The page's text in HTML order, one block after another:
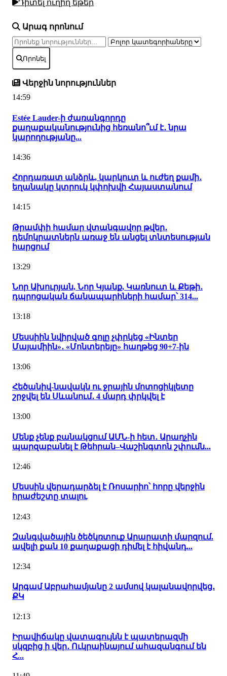
Դիտել ուղիղ եթեր
Արագ որոնում
Որոնել
Վերջին նորություններ
14:59
Estée Lauder-ի ժառանգորդը
քաղաքականությունից հեռանո՞ւմ է․ նրա
կարողությանը...
14:36
Հորդառատ անձրև, կարկուտ և ուժեղ քամի․
եղանակը կտրուկ կփոխվի Հայաստանում
14:15
Թրամփի համար վտանգավոր թվեր․
դեմոկրատներն առաջ են անցել տնտեսության
հարցում
13:29
Նոր Ախուրյան, Նոր Կյանք, Կառնուտ և Քեթի․
դպրոցական ճանապարհների համար՝ 314...
13:18
Մեսսիին նվիրված գոլը չփրկեց «Ինտեր
Մայամիին»․ «Մոնտերեյը» հաղթեց 90+7-ին
13:06
Հեծանիվ-նավակն ու ջրային մոտոցիկլետը
շրջվել են Սևանում․ 4 մարդ փրկվել է
13:00
Մենք չենք բանակցում ԱՄՆ-ի հետ․ Արաղչին
պարզաբանել է Թեհրան–Վաշինգտոն շփումն...
12:46
Մեսսին վերադարձել է Ռոսարիո՝ հորը վերջին
հրաժեշտը տալու
12:43
Զանգվածային ծեծկռտուք Արարատի մարզում.
ավելի քան 10 քաղաքացի դիմել է հիվանդ...
12:34
Արգամ Աբրահամյանը 2 ամսով կալանավորվեց․
ՔԿ
12:13
Իրավիճակը վատագույնն է պատերազմի
սկզբից ի վեր․ Ուկրաինայում ահազանգում են
Հ...